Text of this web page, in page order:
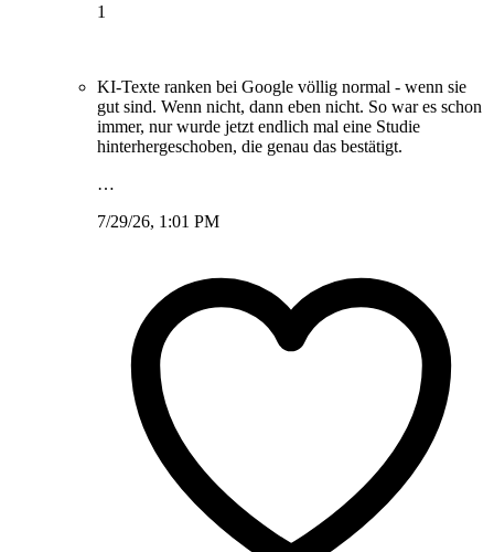
1
KI-Texte ranken bei Google völlig normal - wenn sie
gut sind. Wenn nicht, dann eben nicht. So war es schon
immer, nur wurde jetzt endlich mal eine Studie
hinterhergeschoben, die genau das bestätigt.
…
7/29/26, 1:01 PM